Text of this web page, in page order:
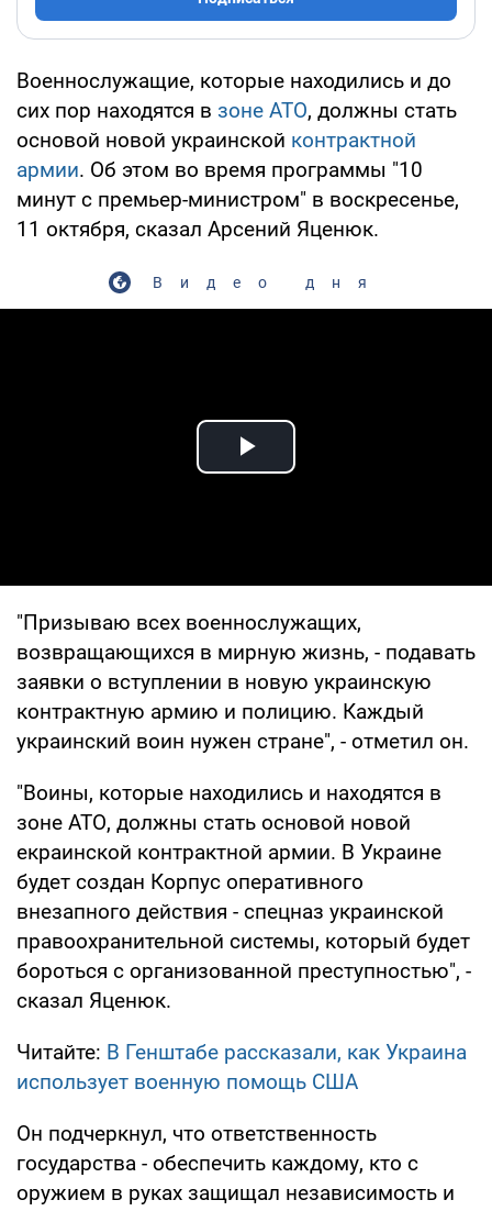
Военнослужащие, которые находились и до
сих пор находятся в зоне АТО, должны стать
основой новой украинской контрактной
армии. Об этом во время программы "10
минут с премьер-министром" в воскресенье,
11 октября, сказал Арсений Яценюк.
Видео дня
Play Video
"Призываю всех военнослужащих,
возвращающихся в мирную жизнь, - подавать
заявки о вступлении в новую украинскую
контрактную армию и полицию. Каждый
украинский воин нужен стране", - отметил он.
"Воины, которые находились и находятся в
зоне АТО, должны стать основой новой
eкраинской контрактной армии. В Украине
будет создан Корпус оперативного
внезапного действия - спецназ украинской
правоохранительной системы, который будет
бороться с организованной преступностью", -
сказал Яценюк.
Читайте: В Генштабе рассказали, как Украина
использует военную помощь США
Он подчеркнул, что ответственность
государства - обеспечить каждому, кто с
оружием в руках защищал независимость и